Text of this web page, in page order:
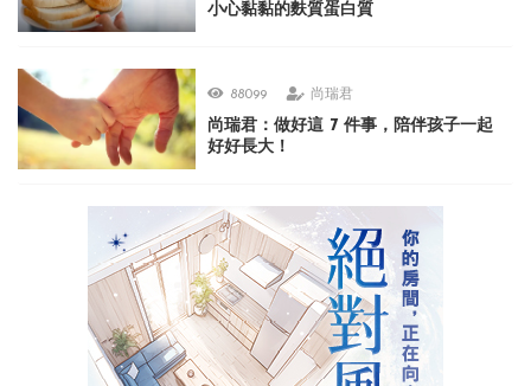
小心黏黏的麩質蛋白質
88099 尚瑞君
尚瑞君：做好這 7 件事，陪伴孩子一起
好好長大！